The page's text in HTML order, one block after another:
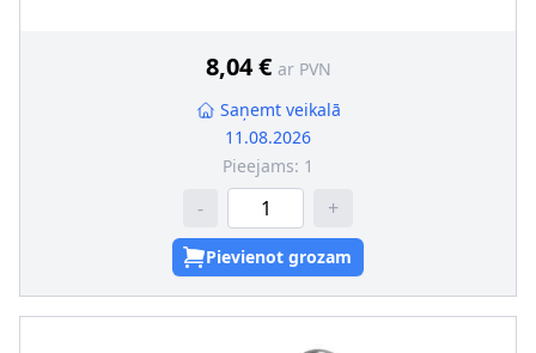
Informācija nav pieejama, lūdzu, griezieties pie
8,04 € ar PVN
Saņemt veikalā
11.08.2026
Pieejams: 1
- +
Pievienot grozam